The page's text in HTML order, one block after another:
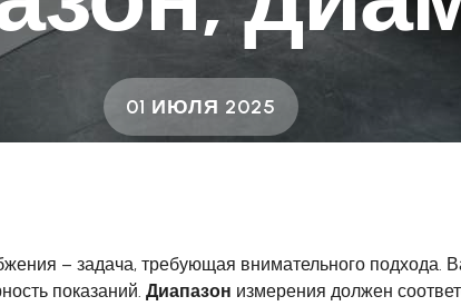
01 ИЮЛЯ 2025
– задача, требующая внимательного подхода.
показаний. Диапазон измерения должен